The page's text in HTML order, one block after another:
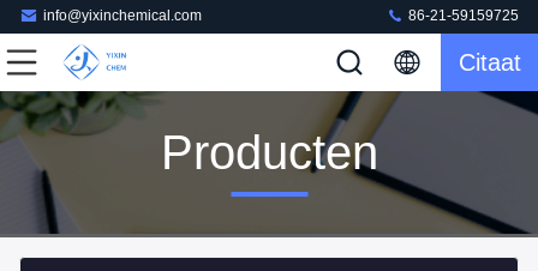
info@yixinchemical.com 86-21-59159725
Citaat
Producten